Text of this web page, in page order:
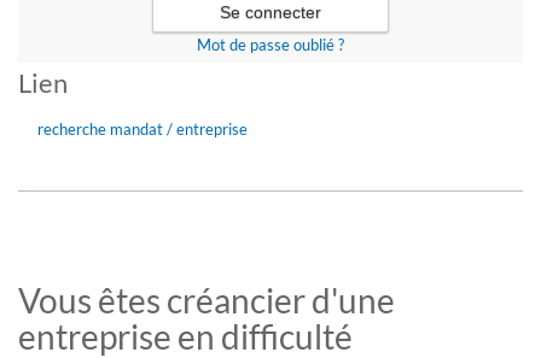
Mot de passe oublié ?
Lien
recherche mandat / entreprise
Vous êtes créancier d'une
entreprise en difficulté